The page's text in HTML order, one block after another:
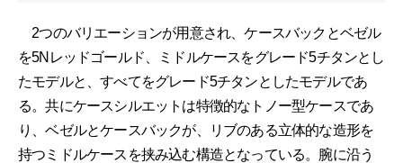
2つのバリエーションが用意され、ケースバックとベゼル
を5Nレッドゴールド、ミドルケースをグレード5チタンとし
たモデルと、すべてをグレード5チタンとしたモデルであ
る。共にケースシルエットは特徴的なトノー型ケースであ
り、ベゼルとケースバックが、リブのある立体的な造形を
持つミドルケースを挟み込む構造となっている。腕に沿う